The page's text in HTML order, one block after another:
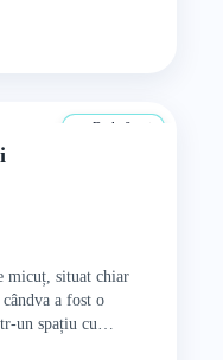
De la 0 ani
micuț, situat chiar
a fost o
un spațiu cu…